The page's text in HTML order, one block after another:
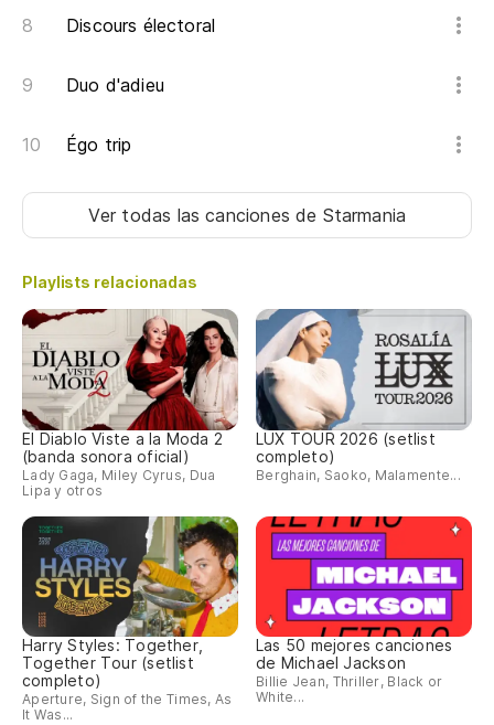
Discours électoral
Duo d'adieu
Égo trip
Ver todas las cancionesde Starmania
Playlists relacionadas
El Diablo Viste a la Moda 2
(banda sonora oficial)
Lady Gaga, Miley Cyrus, Dua
Lipa y otros
LUX TOUR 2026 (setlist
completo)
Berghain, Saoko, Malamente...
Harry Styles: Together,
Together Tour (setlist
completo)
Aperture, Sign of the Times, As
It Was...
Las 50 mejores canciones
de Michael Jackson
Billie Jean, Thriller, Black or
White...